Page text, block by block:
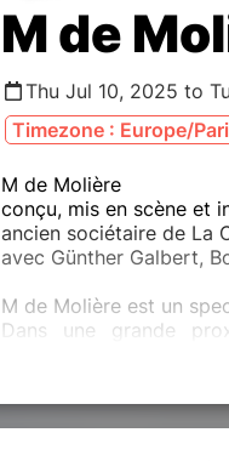
M de
Thu Jul 10, 2025 to
Timezone : Europe/
M de Molière
conçu, mis en scène et
ancien sociétaire de La
avec Günther Galbert,
M de Molière est un
Dans une grande
théâtrale inédite. Ils
Jérôme Pouly
des scènes interprétées